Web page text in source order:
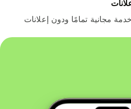
مجانية تمامًا ودون إعلانات